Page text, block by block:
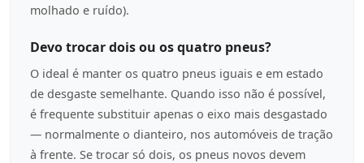
molhado e ruído).
Devo trocar dois ou os quatro pneus?
O ideal é manter os quatro pneus iguais e em estado
de desgaste semelhante. Quando isso não é possível,
é frequente substituir apenas o eixo mais desgastado
— normalmente o dianteiro, nos automóveis de tração
à frente. Se trocar só dois, os pneus novos devem